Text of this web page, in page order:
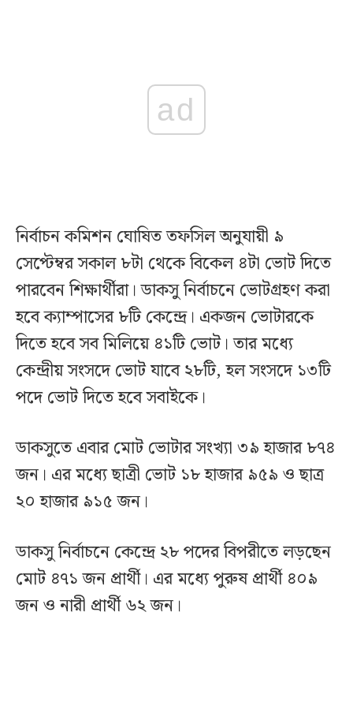
ad
নির্বাচন কমিশন ঘোষিত তফসিল অনুযায়ী ৯
সেপ্টেম্বর সকাল ৮টা থেকে বিকেল ৪টা ভোট দিতে
পারবেন শিক্ষার্থীরা। ডাকসু নির্বাচনে ভোটগ্রহণ করা
হবে ক্যাম্পাসের ৮টি কেন্দ্রে। একজন ভোটারকে
দিতে হবে সব মিলিয়ে ৪১টি ভোট। তার মধ্যে
কেন্দ্রীয় সংসদে ভোট যাবে ২৮টি, হল সংসদে ১৩টি
পদে ভোট দিতে হবে সবাইকে।
ডাকসুতে এবার মোট ভোটার সংখ্যা ৩৯ হাজার ৮৭৪
জন। এর মধ্যে ছাত্রী ভোট ১৮ হাজার ৯৫৯ ও ছাত্র
২০ হাজার ৯১৫ জন।
ডাকসু নির্বাচনে কেন্দ্রে ২৮ পদের বিপরীতে লড়ছেন
মোট ৪৭১ জন প্রার্থী। এর মধ্যে পুরুষ প্রার্থী ৪০৯
জন ও নারী প্রার্থী ৬২ জন।